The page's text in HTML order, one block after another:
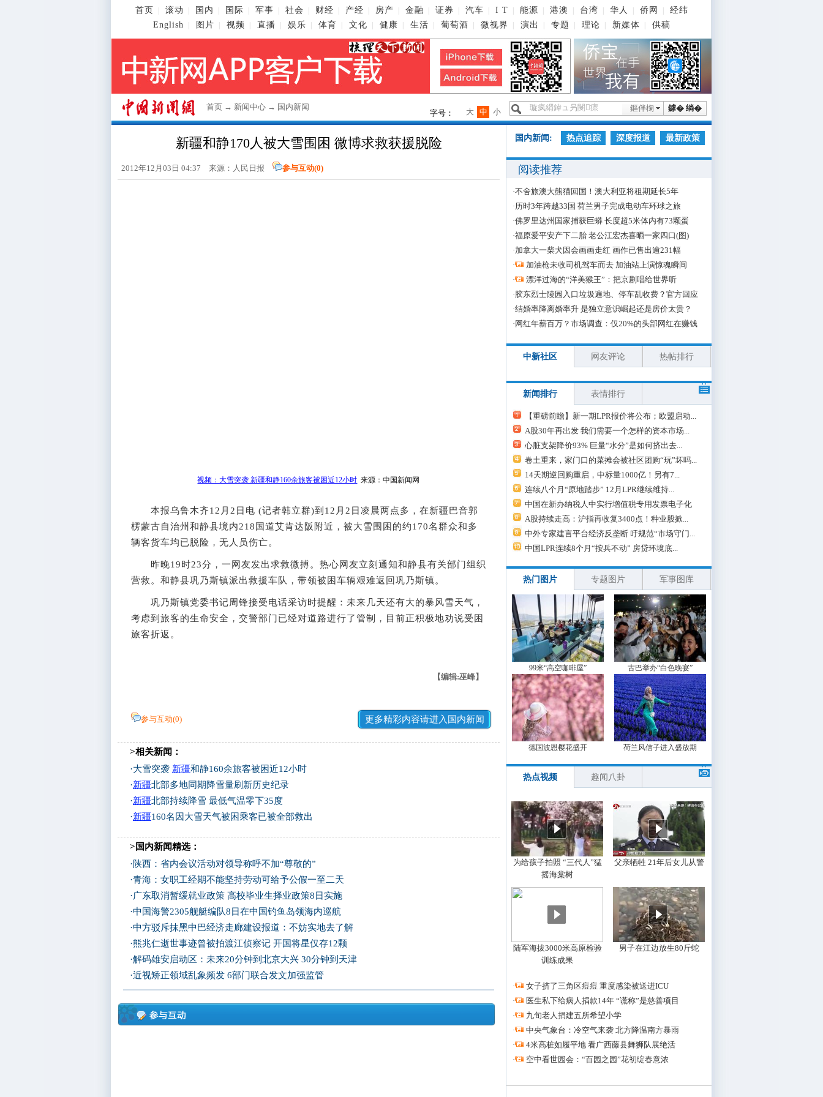
首页 滚动 国内 国际 军事 社会 财经 产经 房产 金融 证券 汽车 I T 能源 港澳 台湾 华人 侨网
经纬
English
图片 视频 直播 娱乐 体育 文化 健康 生活 葡萄酒 微视界 演出 专题 理论 新媒体 供稿
首页 → 新闻中心 → 国内新闻 鎼� 绱�
鏂伴椈
字号： 小
中
大
新疆和静170人被大雪围困 微博求救获援脱险
2012年12月03日 04:37 来源：人民日报 参与互动(0)
视频：大雪突袭 新疆和静160余旅客被困近12小时 来源：中国新闻网
本报乌鲁木齐12月2日电 (记者韩立群)到12月2日凌晨两点多，在新疆巴音郭
楞蒙古自治州和静县境内218国道艾肯达阪附近，被大雪围困的约170名群众和多
辆客货车均已脱险，无人员伤亡。
昨晚19时23分，一网友发出求救微搏。热心网友立刻通知和静县有关部门组织
营救。和静县巩乃斯镇派出救援车队，带领被困车辆艰难返回巩乃斯镇。
巩乃斯镇党委书记周锋接受电话采访时提醒：未来几天还有大的暴风雪天气，
考虑到旅客的生命安全，交警部门已经对道路进行了管制，目前正积极地劝说受困
旅客折返。
【编辑:巫峰】
参与互动(0) 更多精彩内容请进入国内新闻
>相关新闻：
·大雪突袭 新疆和静160余旅客被困近12小时
·新疆北部多地同期降雪量刷新历史纪录
·新疆北部持续降雪 最低气温零下35度
·新疆160名因大雪天气被困乘客已被全部救出
>国内新闻精选：
·陕西：省内会议活动对领导称呼不加“尊敬的”
·青海：女职工经期不能坚持劳动可给予公假一至二天
·广东取消暂缓就业政策 高校毕业生择业政策8日实施
·中国海警2305舰艇编队8日在中国钓鱼岛领海内巡航
·中方驳斥抹黑中巴经济走廊建设报道：不妨实地去了解
·熊兆仁逝世事迹曾被拍渡江侦察记 开国将星仅存12颗
·解码雄安启动区：未来20分钟到北京大兴 30分钟到天津
·近视矫正领域乱象频发 6部门联合发文加强监管
国内新闻: 热点追踪 深度报道 最新政策
阅读推荐
·不舍旅澳大熊猫回国！澳大利亚将租期延长5年
·历时3年跨越33国 荷兰男子完成电动车环球之旅
·佛罗里达州国家捕获巨蟒 长度超5米体内有73颗蛋
·福原爱平安产下二胎 老公江宏杰喜晒一家四口(图)
·加拿大一柴犬因会画画走红 画作已售出逾231幅
·
加油枪未收司机驾车而去 加油站上演惊魂瞬间
·
漂洋过海的“洋美猴王”：把京剧唱给世界听
·胶东烈士陵园入口垃圾遍地、停车乱收费？官方回应
·结婚率降离婚率升 是独立意识崛起还是房价太贵？
· 网红年薪百万？市场调查：仅20%的头部网红在赚钱
中新社区 网友评论 热帖排行
新闻排行 表情排行
【重磅前瞻】新一期LPR报价将公布；欧盟启动...
A股30年再出发 我们需要一个怎样的资本市场...
心脏支架降价93% 巨量“水分”是如何挤出去...
卷土重来，家门口的菜摊会被社区团购“玩”坏吗...
14天期逆回购重启，中标量1000亿！另有7...
连续八个月“原地踏步” 12月LPR继续维持...
中国在新办纳税人中实行增值税专用发票电子化
A股持续走高：沪指再收复3400点！种业股掀...
中外专家建言平台经济反垄断 吁规范“市场守门...
中国LPR连续8个月“按兵不动” 房贷环境底...
热门图片 专题图片 军事图库
99米“高空咖啡屋” 古巴举办“白色晚宴”
德国波恩樱花盛开 荷兰风信子进入盛放期
热点视频 趣闻八卦
为给孩子拍照 “三代人”猛
摇海棠树
父亲牺牲 21年后女儿从警
陆军海拔3000米高原检验
训练成果
男子在江边放生80斤蛇
·
女子挤了三角区痘痘 重度感染被送进ICU
·
医生私下给病人捐款14年 “谎称”是慈善项目
·
九旬老人捐建五所希望小学
·
中央气象台：冷空气来袭 北方降温南方暴雨
·
4米高桩如履平地 看广西藤县舞狮队展绝活
·
空中看世园会：“百园之园”花初绽春意浓